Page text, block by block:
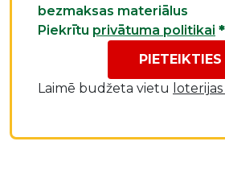
bezmaksas materiālus
Piekrītu privātuma politikai *
PIETEIKTIES
Laimē budžeta vietu